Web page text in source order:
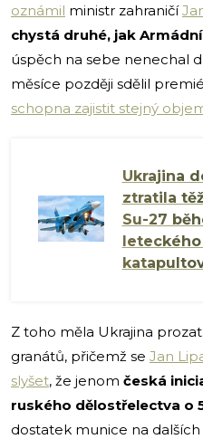
oznámil ministr zahraničí
chystá druhé, jak
úspěch na sebe nenechal
měsíce později sdělil
schopna zajistit stejný
Ukrajina
ztratila
Su-27
Z toho měla Ukrajina
granátů, přičemž se Jan
slyšet, že jenom česká
ruského dělostřelectva o
dostatek munice na